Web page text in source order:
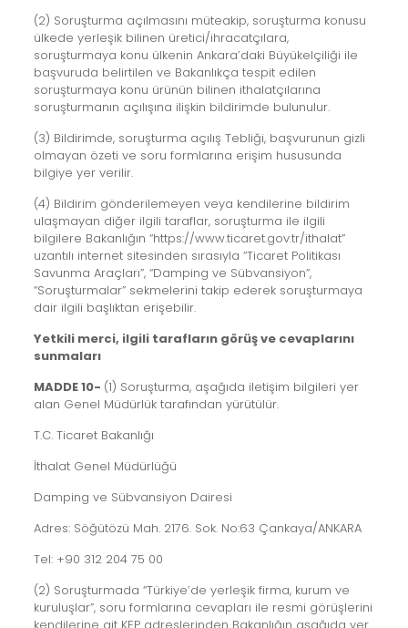
(2) Soruşturma açılmasını müteakip, soruşturma konusu
ülkede yerleşik bilinen üretici/ihracatçılara,
soruşturmaya konu ülkenin Ankara’daki Büyükelçiliği ile
başvuruda belirtilen ve Bakanlıkça tespit edilen
soruşturmaya konu ürünün bilinen ithalatçılarına
soruşturmanın açılışına ilişkin bildirimde bulunulur.
(3) Bildirimde, soruşturma açılış Tebliği, başvurunun gizli
olmayan özeti ve soru formlarına erişim hususunda
bilgiye yer verilir.
(4) Bildirim gönderilemeyen veya kendilerine bildirim
ulaşmayan diğer ilgili taraflar, soruşturma ile ilgili
bilgilere Bakanlığın “https://www.ticaret.gov.tr/ithalat”
uzantılı internet sitesinden sırasıyla “Ticaret Politikası
Savunma Araçları”, “Damping ve Sübvansiyon”,
“Soruşturmalar” sekmelerini takip ederek soruşturmaya
dair ilgili başlıktan erişebilir.
Yetkili merci, ilgili tarafların görüş ve cevaplarını
sunmaları
MADDE 10- (1) Soruşturma, aşağıda iletişim bilgileri yer
alan Genel Müdürlük tarafından yürütülür.
T.C. Ticaret Bakanlığı
İthalat Genel Müdürlüğü
Damping ve Sübvansiyon Dairesi
Adres: Söğütözü Mah. 2176. Sok. No:63 Çankaya/ANKARA
Tel: +90 312 204 75 00
(2) Soruşturmada “Türkiye’de yerleşik firma, kurum ve
kuruluşlar”, soru formlarına cevapları ile resmi görüşlerini